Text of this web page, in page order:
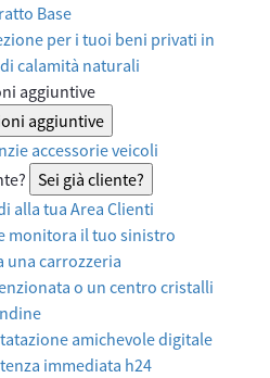
Base
per i tuoi beni privati in
calamità naturali
aggiuntive
aggiuntive
accessorie veicoli
Sei già cliente?
alla tua Area Clienti
monitora il tuo sinistro
una carrozzeria
o un centro cristalli
amichevole digitale
immediata h24